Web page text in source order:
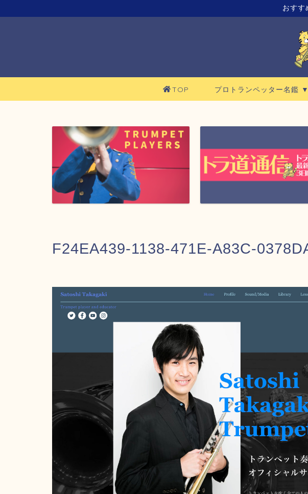
おすす
TOP プロトランペッター名鑑 ▼
F24EA439-1138-471E-A83C-